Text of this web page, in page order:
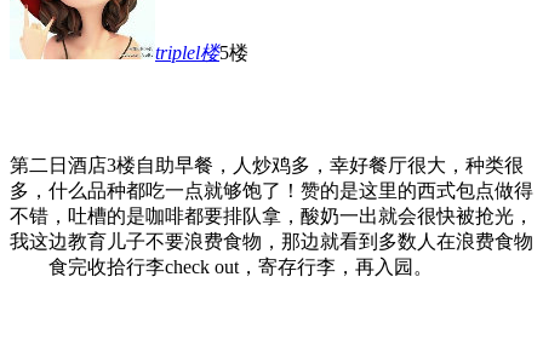
triplel楼5楼
第二日酒店3楼自助早餐，人炒鸡多，幸好餐厅很大，种类很
多，什么品种都吃一点就够饱了！赞的是这里的西式包点做得
不错，吐槽的是咖啡都要排队拿，酸奶一出就会很快被抢光，
我这边教育儿子不要浪费食物，那边就看到多数人在浪费食物
食完收拾行李check out，寄存行李，再入园。